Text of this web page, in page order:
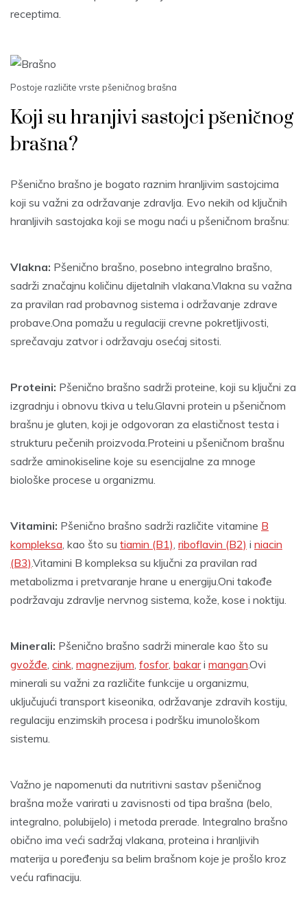
receptima.
Postoje različite vrste pšeničnog brašna
Koji su hranjivi sastojci pšeničnog
brašna?
Pšenično brašno je bogato raznim hranljivim sastojcima
koji su važni za održavanje zdravlja. Evo nekih od ključnih
hranljivih sastojaka koji se mogu naći u pšeničnom brašnu:
Vlakna: Pšenično brašno, posebno integralno brašno,
sadrži značajnu količinu dijetalnih vlakana.Vlakna su važna
za pravilan rad probavnog sistema i održavanje zdrave
probave.Ona pomažu u regulaciji crevne pokretljivosti,
sprečavaju zatvor i održavaju osećaj sitosti.
Proteini: Pšenično brašno sadrži proteine, koji su ključni za
izgradnju i obnovu tkiva u telu.Glavni protein u pšeničnom
brašnu je gluten, koji je odgovoran za elastičnost testa i
strukturu pečenih proizvoda.Proteini u pšeničnom brašnu
sadrže aminokiseline koje su esencijalne za mnoge
biološke procese u organizmu.
Vitamini: Pšenično brašno sadrži različite vitamine B
kompleksa, kao što su tiamin (B1), riboflavin (B2) i niacin
(B3).Vitamini B kompleksa su ključni za pravilan rad
metabolizma i pretvaranje hrane u energiju.Oni takođe
podržavaju zdravlje nervnog sistema, kože, kose i noktiju.
Minerali: Pšenično brašno sadrži minerale kao što su
gvožđe, cink, magnezijum, fosfor, bakari mangan.Ovi
minerali su važni za različite funkcije u organizmu,
uključujući transport kiseonika, održavanje zdravih kostiju,
regulaciju enzimskih procesa i podršku imunološkom
sistemu.
Važno je napomenuti da nutritivni sastav pšeničnog
brašna može varirati u zavisnosti od tipa brašna (belo,
integralno, polubijelo) i metoda prerade. Integralno brašno
obično ima veći sadržaj vlakana, proteina i hranljivih
materija u poređenju sa belim brašnom koje je prošlo kroz
veću rafinaciju.